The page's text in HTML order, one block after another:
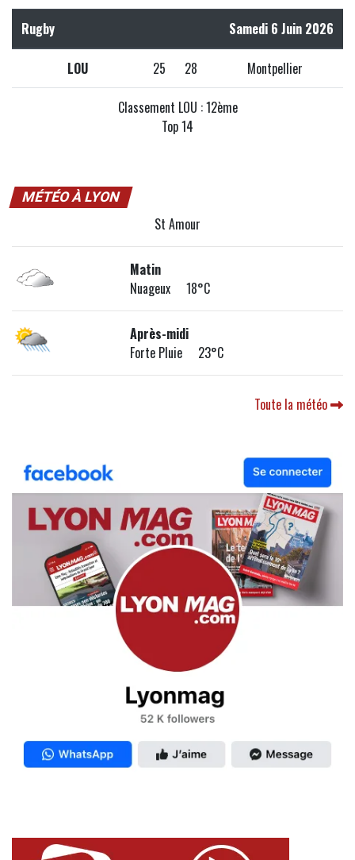
Rugby Samedi 6 Juin 2026
LOU 25 28 Montpellier
Classement LOU : 12ème
Top 14
MÉTÉO À LYON
St Amour
Matin
Nuageux 18°C
Après-midi
Forte Pluie 23°C
Toute la météo